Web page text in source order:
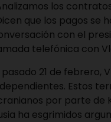
los
que los pagos se
con el
telefónica con
pasado 21 de febrero,
Estos
por parte de
ha esgrimidos